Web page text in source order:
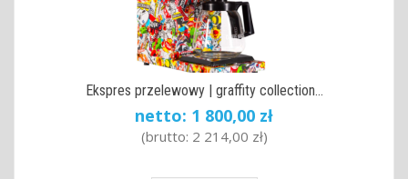
Ekspres przelewowy | graffity collection...
netto: 1 800,00 zł
(brutto: 2 214,00 zł)